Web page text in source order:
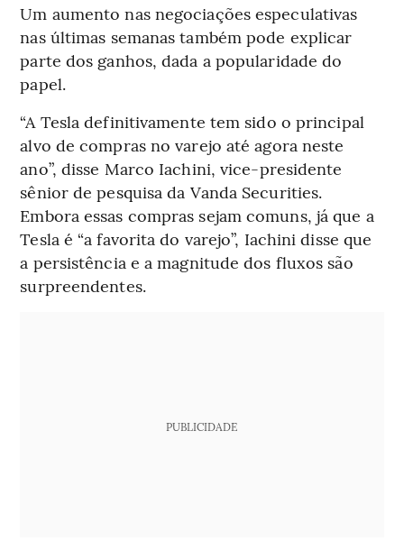
Um aumento nas negociações especulativas
nas últimas semanas também pode explicar
parte dos ganhos, dada a popularidade do
papel.
“A Tesla definitivamente tem sido o principal
alvo de compras no varejo até agora neste
ano”, disse Marco Iachini, vice-presidente
sênior de pesquisa da Vanda Securities.
Embora essas compras sejam comuns, já que a
Tesla é “a favorita do varejo”, Iachini disse que
a persistência e a magnitude dos fluxos são
surpreendentes.
PUBLICIDADE